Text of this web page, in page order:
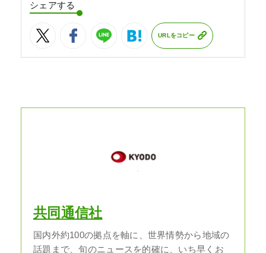
シェアする
URLをコピー
共同通信社
国内外約100の拠点を軸に、世界情勢から地域の
話題まで、旬のニュースを的確に、いち早くお